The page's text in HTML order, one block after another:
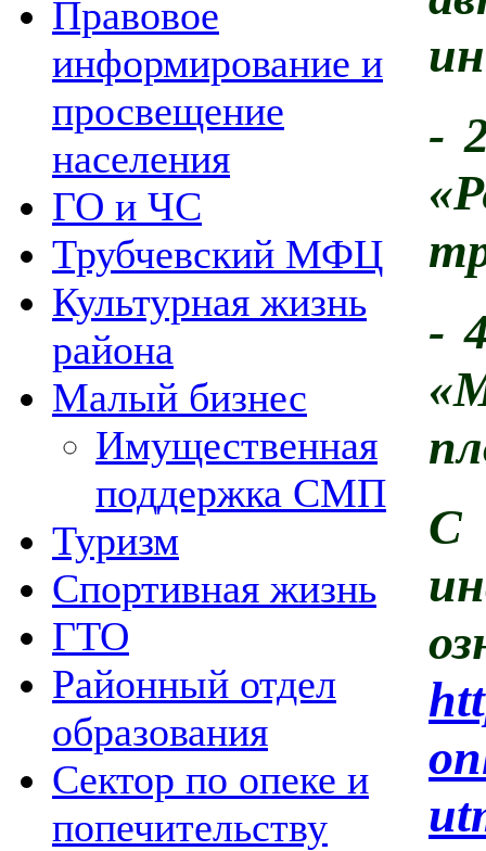
Правовое
информирование и
просвещение
населения
ГО и ЧС
Трубчевский МФЦ
Культурная жизнь
района
Малый бизнес
Имущественная
поддержка СМП
Туризм
Спортивная жизнь
ГТО
Районный отдел
образования
Сектор по опеке и
попечительству
-
-
С